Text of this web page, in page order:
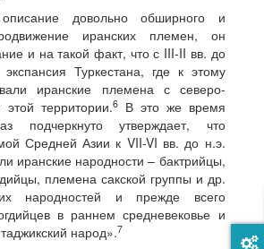
довольно обширного и
иранских племен, он
и на такой факт, что с III-II вв. до
Туркестана, где к этому
иранские племена с северо-
этой территории.6 В это же время
подчеркнуто утверждает, что
Средней Азии к VII-VI вв. до н.э.
иранские народности – бактрийцы,
племена сакской группы и др.
народностей и прежде всего
в раннем средневековье и
народ».7